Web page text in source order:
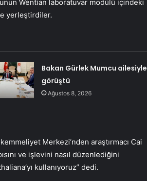
Wentian laboratuvar modülü içindeki
yerleştirdiler.
Bakan Gürlek Mumcu ailesiyle
görüştü
Ağustos 8, 2026
Merkezi’nden araştırmacı Cai
ve işlevini nasıl düzenlediğini
kullanıyoruz” dedi.